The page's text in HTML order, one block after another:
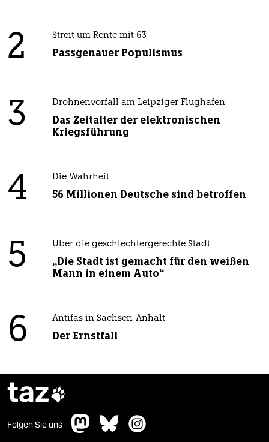
2 Streit um Rente mit 63
Passgenauer Populismus
3 Drohnenvorfall am Leipziger Flughafen
Das Zeitalter der elektronischen
Kriegsführung
4 Die Wahrheit
56 Millionen Deutsche sind betroffen
5 Über die geschlechtergerechte Stadt
„Die Stadt ist gemacht für den weißen
Mann in einem Auto“
6 Antifas in Sachsen-Anhalt
Der Ernstfall
taz
Folgen Sie uns